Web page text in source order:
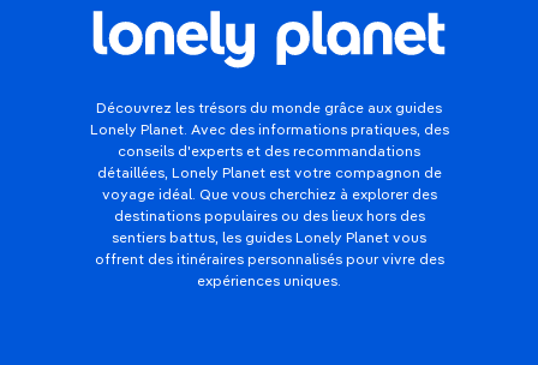
Découvrez les trésors du monde grâce aux guides
Lonely Planet. Avec des informations pratiques, des
conseils d'experts et des recommandations
détaillées, Lonely Planet est votre compagnon de
voyage idéal. Que vous cherchiez à explorer des
destinations populaires ou des lieux hors des
sentiers battus, les guides Lonely Planet vous
offrent des itinéraires personnalisés pour vivre des
expériences uniques.